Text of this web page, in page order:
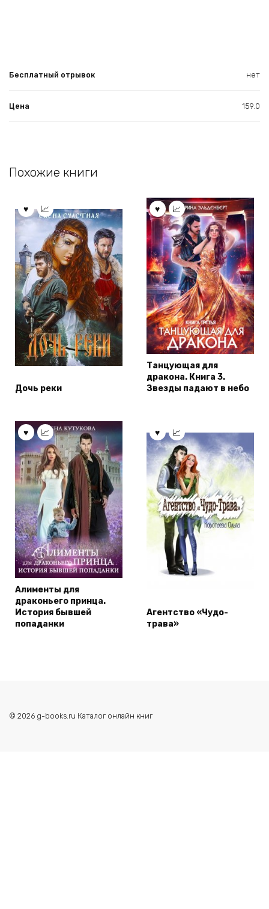
Бесплатный отрывок нет
Цена 159.0
Похожие книги
Дочь реки
Танцующая для
дракона. Книга 3.
Звезды падают в небо
Алименты для
драконьего принца.
История бывшей
попаданки
Агентство «Чудо-
трава»
© 2026 g-books.ru Каталог онлайн книг